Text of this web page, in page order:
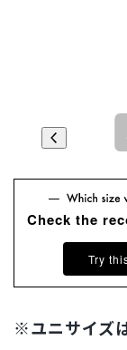
Check the
Try
※ユニサイズ